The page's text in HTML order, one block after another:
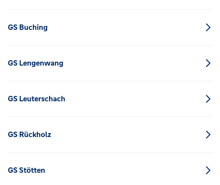
GS Buching
GS Lengenwang
GS Leuterschach
GS Rückholz
GS Stötten